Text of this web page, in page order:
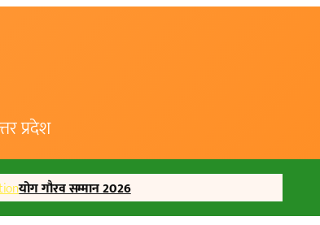
प्रदेश
योग गौरव सम्मान 2026